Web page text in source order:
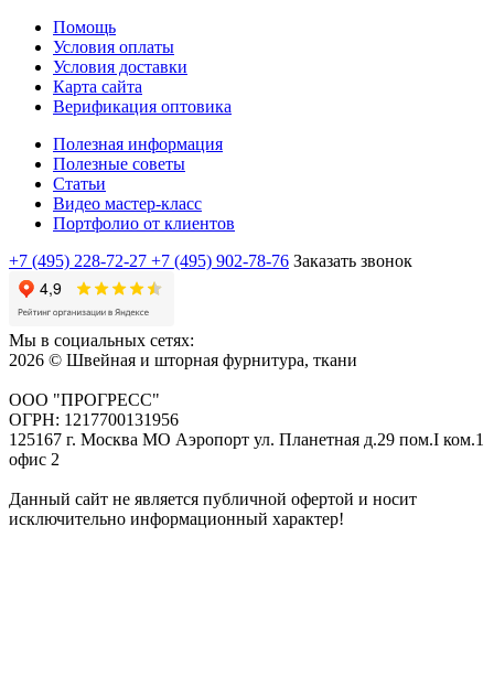
Помощь
Условия оплаты
Условия доставки
Карта сайта
Верификация оптовика
Полезная информация
Полезные советы
Статьи
Видео мастер-класс
Портфолио от клиентов
+7 (495) 228-72-27 +7 (495) 902-78-76 Заказать звонок
Мы в социальных сетях:
2026 © Швейная и шторная фурнитура, ткани
ООО "ПРОГРЕСС"
ОГРН: 1217700131956
125167 г. Москва МО Аэропорт ул. Планетная д.29 пом.I ком.1
офис 2
Данный сайт не является публичной офертой и носит
исключительно информационный характер!